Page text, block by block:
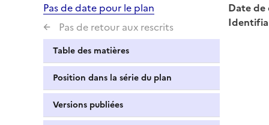
Pas de date pour le plan
Pas de retour aux rescrits
Table des matières
Position dans la série du plan
Versions publiées
Date